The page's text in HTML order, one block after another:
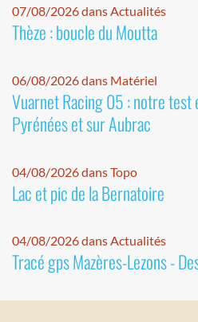
07/08/2026 dans Actualités
Thèze : boucle du Moutta
06/08/2026 dans Matériel
Vuarnet Racing 05 : notre test
Pyrénées et sur Aubrac
04/08/2026 dans Topo
Lac et pic de la Bernatoire
04/08/2026 dans Actualités
Tracé gps Mazères-Lezons -